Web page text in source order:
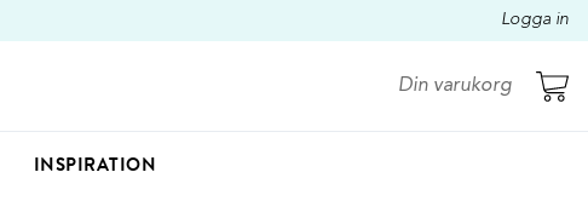
Logga in
Din varukorg
INSPIRATION